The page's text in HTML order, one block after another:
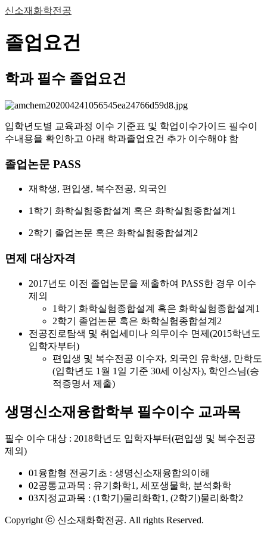
신소재화학전공
졸업요건
학과 필수 졸업요건
입학년도별 교육과정 이수 기준표 및 학업이수가이드 필수이
수내용을 확인하고 아래 학과졸업요건 추가 이수해야 함
졸업논문 PASS
재학생, 편입생, 복수전공, 외국인
1학기 화학실험종합설계 혹은 화학실험종합설계1
2학기 졸업논문 혹은 화학실험종합설계2
면제 대상자격
2017년도 이전 졸업논문을 제출하여 PASS한 경우 이수
제외
1학기 화학실험종합설계 혹은 화학실험종합설계1
2학기 졸업논문 혹은 화학실험종합설계2
전공진로탐색 및 취업세미나 의무이수 면제(2015학년도
입학자부터)
편입생 및 복수전공 이수자, 외국인 유학생, 만학도
(입학년도 1월 1일 기준 30세 이상자), 학인스님(승
적증명서 제출)
생명신소재융합학부 필수이수 교과목
필수 이수 대상 : 2018학년도 입학자부터(편입생 및 복수전공
제외)
01융합형 전공기초 : 생명신소재융합의이해
02공통교과목 : 유기화학1, 세포생물학, 분석화학
03지정교과목 : (1학기)물리화학1, (2학기)물리화학2
Copyright ⓒ 신소재화학전공. All rights Reserved.